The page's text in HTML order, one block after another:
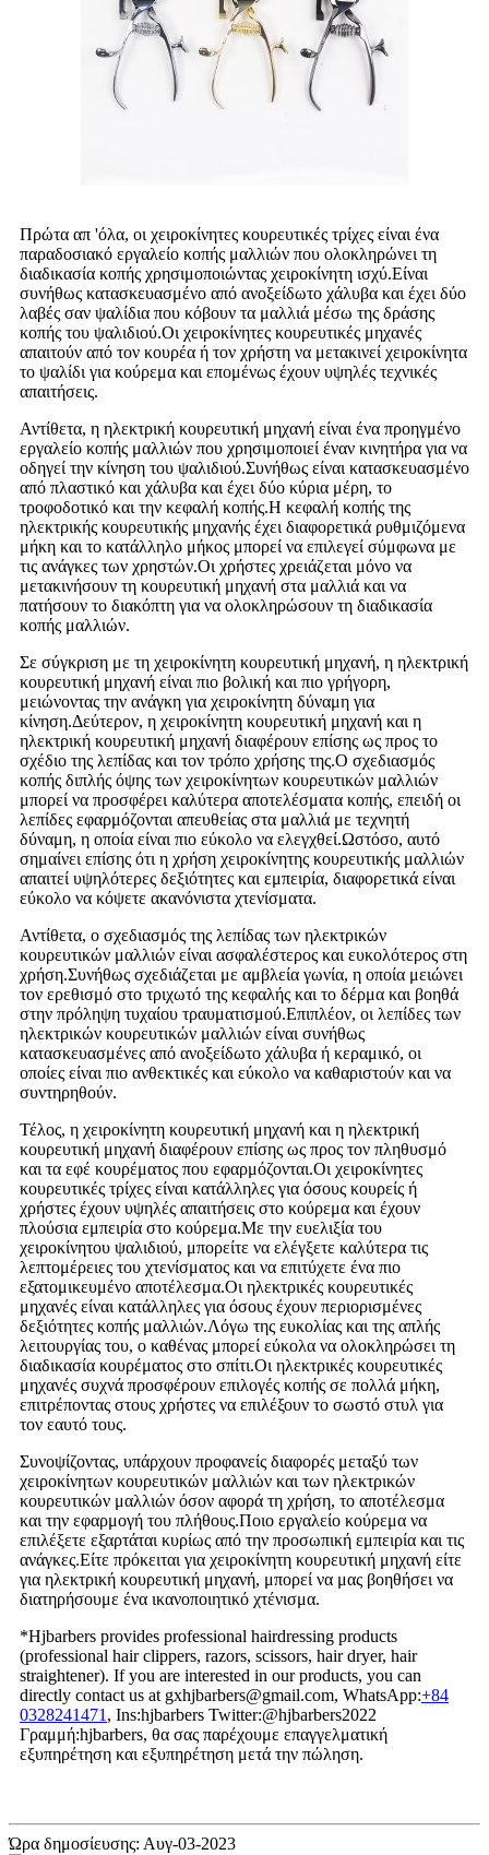
Πρώτα απ 'όλα, οι χειροκίνητες κουρευτικές τρίχες είναι ένα
παραδοσιακό εργαλείο κοπής μαλλιών που ολοκληρώνει τη
διαδικασία κοπής χρησιμοποιώντας χειροκίνητη ισχύ.Είναι
συνήθως κατασκευασμένο από ανοξείδωτο χάλυβα και έχει δύο
λαβές σαν ψαλίδια που κόβουν τα μαλλιά μέσω της δράσης
κοπής του ψαλιδιού.Οι χειροκίνητες κουρευτικές μηχανές
απαιτούν από τον κουρέα ή τον χρήστη να μετακινεί χειροκίνητα
το ψαλίδι για κούρεμα και επομένως έχουν υψηλές τεχνικές
απαιτήσεις.
Αντίθετα, η ηλεκτρική κουρευτική μηχανή είναι ένα προηγμένο
εργαλείο κοπής μαλλιών που χρησιμοποιεί έναν κινητήρα για να
οδηγεί την κίνηση του ψαλιδιού.Συνήθως είναι κατασκευασμένο
από πλαστικό και χάλυβα και έχει δύο κύρια μέρη, το
τροφοδοτικό και την κεφαλή κοπής.Η κεφαλή κοπής της
ηλεκτρικής κουρευτικής μηχανής έχει διαφορετικά ρυθμιζόμενα
μήκη και το κατάλληλο μήκος μπορεί να επιλεγεί σύμφωνα με
τις ανάγκες των χρηστών.Οι χρήστες χρειάζεται μόνο να
μετακινήσουν τη κουρευτική μηχανή στα μαλλιά και να
πατήσουν το διακόπτη για να ολοκληρώσουν τη διαδικασία
κοπής μαλλιών.
Σε σύγκριση με τη χειροκίνητη κουρευτική μηχανή, η ηλεκτρική
κουρευτική μηχανή είναι πιο βολική και πιο γρήγορη,
μειώνοντας την ανάγκη για χειροκίνητη δύναμη για
κίνηση.Δεύτερον, η χειροκίνητη κουρευτική μηχανή και η
ηλεκτρική κουρευτική μηχανή διαφέρουν επίσης ως προς το
σχέδιο της λεπίδας και τον τρόπο χρήσης της.Ο σχεδιασμός
κοπής διπλής όψης των χειροκίνητων κουρευτικών μαλλιών
μπορεί να προσφέρει καλύτερα αποτελέσματα κοπής, επειδή οι
λεπίδες εφαρμόζονται απευθείας στα μαλλιά με τεχνητή
δύναμη, η οποία είναι πιο εύκολο να ελεγχθεί.Ωστόσο, αυτό
σημαίνει επίσης ότι η χρήση χειροκίνητης κουρευτικής μαλλιών
απαιτεί υψηλότερες δεξιότητες και εμπειρία, διαφορετικά είναι
εύκολο να κόψετε ακανόνιστα χτενίσματα.
Αντίθετα, ο σχεδιασμός της λεπίδας των ηλεκτρικών
κουρευτικών μαλλιών είναι ασφαλέστερος και ευκολότερος στη
χρήση.Συνήθως σχεδιάζεται με αμβλεία γωνία, η οποία μειώνει
τον ερεθισμό στο τριχωτό της κεφαλής και το δέρμα και βοηθά
στην πρόληψη τυχαίου τραυματισμού.Επιπλέον, οι λεπίδες των
ηλεκτρικών κουρευτικών μαλλιών είναι συνήθως
κατασκευασμένες από ανοξείδωτο χάλυβα ή κεραμικό, οι
οποίες είναι πιο ανθεκτικές και εύκολο να καθαριστούν και να
συντηρηθούν.
Τέλος, η χειροκίνητη κουρευτική μηχανή και η ηλεκτρική
κουρευτική μηχανή διαφέρουν επίσης ως προς τον πληθυσμό
και τα εφέ κουρέματος που εφαρμόζονται.Οι χειροκίνητες
κουρευτικές τρίχες είναι κατάλληλες για όσους κουρείς ή
χρήστες έχουν υψηλές απαιτήσεις στο κούρεμα και έχουν
πλούσια εμπειρία στο κούρεμα.Με την ευελιξία του
χειροκίνητου ψαλιδιού, μπορείτε να ελέγξετε καλύτερα τις
λεπτομέρειες του χτενίσματος και να επιτύχετε ένα πιο
εξατομικευμένο αποτέλεσμα.Οι ηλεκτρικές κουρευτικές
μηχανές είναι κατάλληλες για όσους έχουν περιορισμένες
δεξιότητες κοπής μαλλιών.Λόγω της ευκολίας και της απλής
λειτουργίας του, ο καθένας μπορεί εύκολα να ολοκληρώσει τη
διαδικασία κουρέματος στο σπίτι.Οι ηλεκτρικές κουρευτικές
μηχανές συχνά προσφέρουν επιλογές κοπής σε πολλά μήκη,
επιτρέποντας στους χρήστες να επιλέξουν το σωστό στυλ για
τον εαυτό τους.
Συνοψίζοντας, υπάρχουν προφανείς διαφορές μεταξύ των
χειροκίνητων κουρευτικών μαλλιών και των ηλεκτρικών
κουρευτικών μαλλιών όσον αφορά τη χρήση, το αποτέλεσμα
και την εφαρμογή του πλήθους.Ποιο εργαλείο κούρεμα να
επιλέξετε εξαρτάται κυρίως από την προσωπική εμπειρία και τις
ανάγκες.Είτε πρόκειται για χειροκίνητη κουρευτική μηχανή είτε
για ηλεκτρική κουρευτική μηχανή, μπορεί να μας βοηθήσει να
διατηρήσουμε ένα ικανοποιητικό χτένισμα.
*Hjbarbers provides professional hairdressing products
(professional hair clippers, razors, scissors, hair dryer, hair
straightener). If you are interested in our products, you can
directly contact us at gxhjbarbers@gmail.com, WhatsApp:+84
0328241471 , Ins:hjbarbers Twitter:@hjbarbers2022
Γραμμή:hjbarbers, θα σας παρέχουμε επαγγελματική
εξυπηρέτηση και εξυπηρέτηση μετά την πώληση.
Ώρα δημοσίευσης: Αυγ-03-2023